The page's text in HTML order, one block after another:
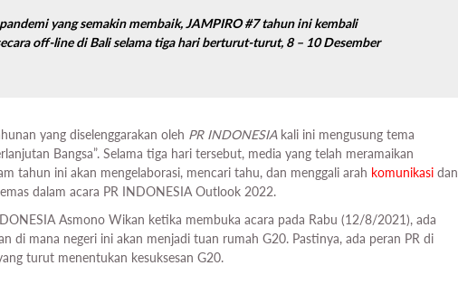
yang semakin membaik, JAMPIRO #7 tahun ini kembali
off-line di Bali selama tiga hari berturut-turut, 8 – 10 Desember
yang diselenggarakan oleh PR INDONESIAkali ini mengusung tema
Bangsa”. Selama tiga hari tersebut, media yang telah meramaikan
tahun ini akan mengelaborasi, mencari tahu, dan menggali arah komunikasi dan
dalam acara PR INDONESIA Outlook 2022.
Asmono Wikan ketika membuka acara pada Rabu (12/8/2021), ada
di mana negeri ini akan menjadi tuan rumah G20. Pastinya, ada peran PR di
turut menentukan kesuksesan G20.